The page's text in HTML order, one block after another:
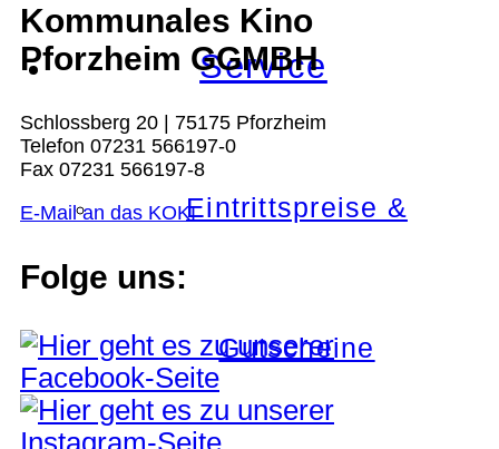
Service
Eintrittspreise &
Gutscheine
Kommunales Kino
Pforzheim GGMBH
Schlossberg 20 | 75175 Pforzheim
Telefon 07231 566197-0
Fax 07231 566197-8
E-Mail an das KOKI
Folge uns: